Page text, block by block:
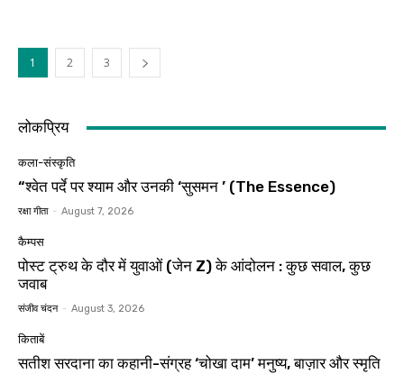
1 2 3
लोकप्रिय
कला-संस्कृति
“श्वेत पर्दे पर श्याम और उनकी ‘सुसमन ’ (The Essence)
रक्षा गीता - August 7, 2026
कैम्पस
पोस्ट ट्रुथ के दौर में युवाओं (जेन Z) के आंदोलन : कुछ सवाल, कुछ
जवाब
संजीव चंदन - August 3, 2026
किताबें
सतीश सरदाना का कहानी-संग्रह ‘चोखा दाम’ मनुष्य, बाज़ार और स्मृति